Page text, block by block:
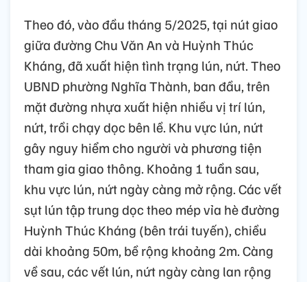
Theo đó, vào đầu tháng 5/2025, tại nút giao
giữa đường Chu Văn An và Huỳnh Thúc
Kháng, đã xuất hiện tình trạng lún, nứt. Theo
UBND phường Nghĩa Thành, ban đầu, trên
mặt đường nhựa xuất hiện nhiều vị trí lún,
nứt, trồi chạy dọc bên lề. Khu vực lún, nứt
gây nguy hiểm cho người và phương tiện
tham gia giao thông. Khoảng 1 tuần sau,
khu vực lún, nứt ngày càng mở rộng. Các vết
sụt lún tập trung dọc theo mép vỉa hè đường
Huỳnh Thúc Kháng (bên trái tuyến), chiều
dài khoảng 50m, bề rộng khoảng 2m. Càng
về sau, các vết lún, nứt ngày càng lan rộng